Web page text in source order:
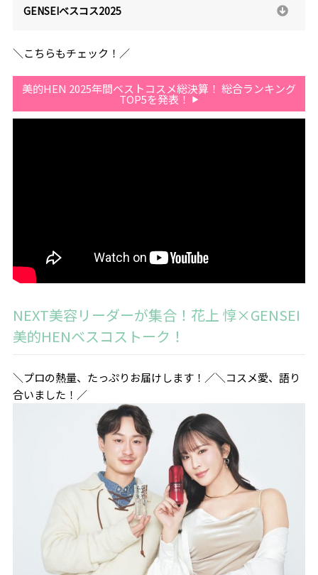
GENSEIベスコス2025
＼こちらもチェック！／
美的HEN 2025年間ベストコスメ総決算！ 総合ランキング
TOP5を発表！
NEXT美容リーダーが集合！花上 惇×GENSEI
美的HENベスコストーク！
＼プロの熱量、たっぷりお届けします！／＼コスメ愛、語り
合いました！／